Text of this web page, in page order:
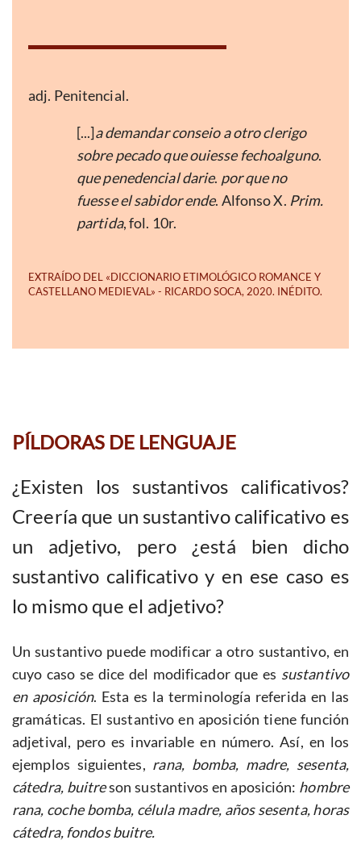
adj. Penitencial.
[...]a demandar conseio a otro clerigo
sobre pecado que ouiesse fechoalguno.
que penedencial darie. por que no
fuesse el sabidor ende. Alfonso X. Prim.
partida, fol. 10r.
PÍLDORAS DE LENGUAJE
¿Existen los sustantivos calificativos?
Creería que un sustantivo calificativo es
un adjetivo, pero ¿está bien dicho
sustantivo calificativo y en ese caso es
lo mismo que el adjetivo?
Un sustantivo puede modificar a otro sustantivo, en
cuyo caso se dice del modificador que es sustantivo
en aposición. Esta es la terminología referida en las
gramáticas. El sustantivo en aposición tiene función
adjetival, pero es invariable en número. Así, en los
ejemplos siguientes, rana, bomba, madre, sesenta,
cátedra, buitreson sustantivos en aposición: hombre
rana, coche bomba, célula madre, años sesenta, horas
cátedra, fondos buitre.